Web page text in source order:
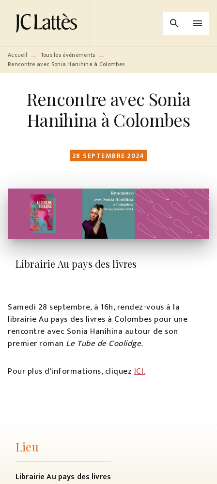
MENU RECHERCHE
PIED DE PAGE
search menu
Accueil — Tous les événements —
Rencontre avec Sonia Hanihina à Colombes
Rencontre avec Sonia
Hanihina à Colombes
28 SEPTEMBRE 2024
Librairie Au pays des livres
Samedi 28 septembre, à 16h, rendez-vous à la
librairie Au pays des livres à Colombes pour une
rencontre avec Sonia Hanihina autour de son
premier roman Le Tube de Coolidge.
Pour plus d'informations, cliquez ICI.
Lieu
Librairie Au pays des livres